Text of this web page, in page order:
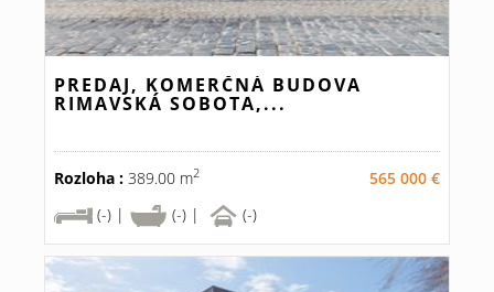
PREDAJ, KOMERČNÁ BUDOVA
RIMAVSKÁ SOBOTA,...
Rozloha : 389.00 m2
565 000 €
(-) |
(-) | (-)